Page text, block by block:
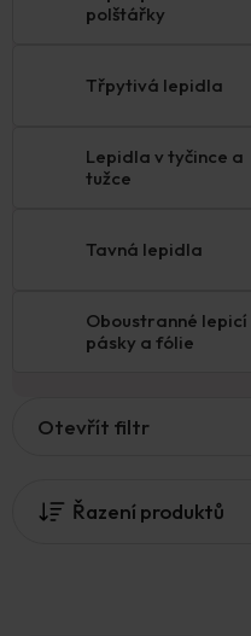
polštářky
Třpytivá lepidla
Lepidla v tyčince a
tužce
Tavná lepidla
Oboustranné lepicí
pásky a fólie
Řazení produktů
Otevřít filtr